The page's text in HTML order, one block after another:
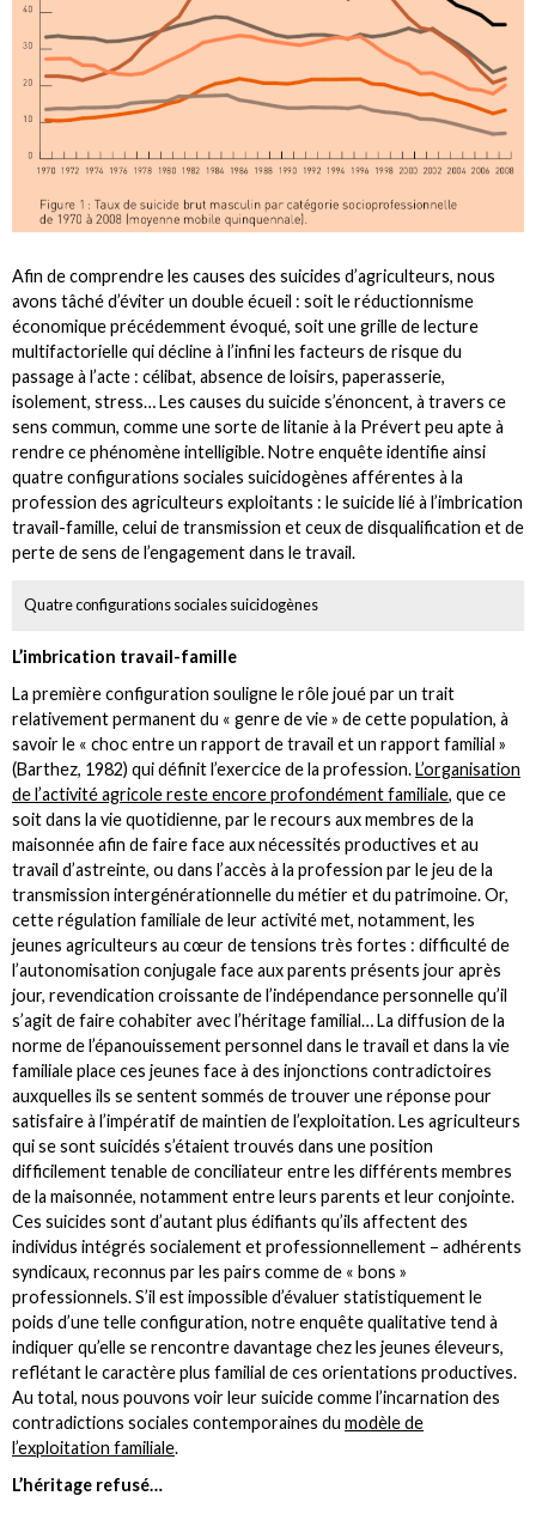
Afin de comprendre les causes des suicides d’agriculteurs, nous
avons tâché d’éviter un double écueil : soit le réductionnisme
économique précédemment évoqué, soit une grille de lecture
multifactorielle qui décline à l’infini les facteurs de risque du
passage à l’acte : célibat, absence de loisirs, paperasserie,
isolement, stress… Les causes du suicide s’énoncent, à travers ce
sens commun, comme une sorte de litanie à la Prévert peu apte à
rendre ce phénomène intelligible. Notre enquête identifie ainsi
quatre configurations sociales suicidogènes afférentes à la
profession des agriculteurs exploitants : le suicide lié à l’imbrication
travail-famille, celui de transmission et ceux de disqualification et de
perte de sens de l’engagement dans le travail.
Quatre configurations sociales suicidogènes
L’imbrication travail-famille
La première configuration souligne le rôle joué par un trait
relativement permanent du « genre de vie » de cette population, à
savoir le « choc entre un rapport de travail et un rapport familial »
(Barthez, 1982) qui définit l’exercice de la profession.L’organisation
de l’activité agricole reste encore profondément familiale, que ce
soit dans la vie quotidienne, par le recours aux membres de la
maisonnée afin de faire face aux nécessités productives et au
travail d’astreinte, ou dans l’accès à la profession par le jeu de la
transmission intergénérationnelle du métier et du patrimoine. Or,
cette régulation familiale de leur activité met, notamment, les
jeunes agriculteurs au cœur de tensions très fortes : difficulté de
l’autonomisation conjugale face aux parents présents jour après
jour, revendication croissante de l’indépendance personnelle qu’il
s’agit de faire cohabiter avec l’héritage familial… La diffusion de la
norme de l’épanouissement personnel dans le travail et dans la vie
familiale place ces jeunes face à des injonctions contradictoires
auxquelles ils se sentent sommés de trouver une réponse pour
satisfaire à l’impératif de maintien de l’exploitation. Les agriculteurs
qui se sont suicidés s’étaient trouvés dans une position
difficilement tenable de conciliateur entre les différents membres
de la maisonnée, notamment entre leurs parents et leur conjointe.
Ces suicides sont d’autant plus édifiants qu’ils affectent des
individus intégrés socialement et professionnellement – adhérents
syndicaux, reconnus par les pairs comme de « bons »
professionnels. S’il est impossible d’évaluer statistiquement le
poids d’une telle configuration, notre enquête qualitative tend à
indiquer qu’elle se rencontre davantage chez les jeunes éleveurs,
reflétant le caractère plus familial de ces orientations productives.
Au total, nous pouvons voir leur suicide comme l’incarnation des
contradictions sociales contemporaines du modèle de
l’exploitation familiale.
L’héritage refusé…